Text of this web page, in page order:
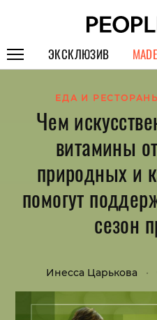
ЭКСКЛЮЗИВ
ИНТЕРВЬЮ
ПОКОЛЕНИЕ
ЕДА И
Чем
витамины
природных и
помогут
сезон
Инесса Царькова •